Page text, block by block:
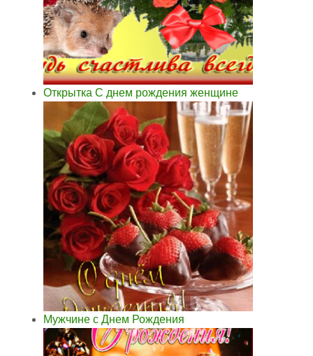
Открытка С днем рождения женщине
Мужчине с Днем Рождения